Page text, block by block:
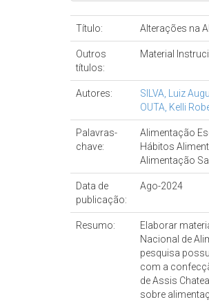
Título: Alterações na
Outros
títulos:
Material
Autores:
SILVA, Luiz
OUTA, Kelli
Palavras-
chave:
Alimentação
Hábitos
Alimentação
Data de
publicação:
Ago-2024
Resumo:
Elaborar
Nacional de
pesquisa
com a
de Assis
sobre